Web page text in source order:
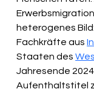
heterogenes
Fachkräfte aus
Staaten des
Jahresende
Aufenthaltstitel